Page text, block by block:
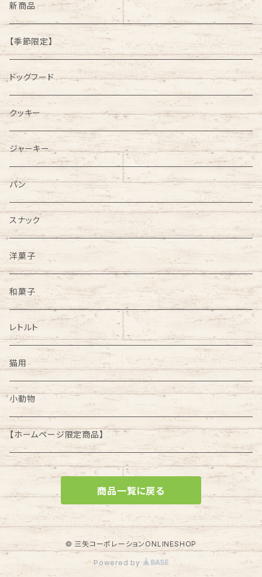
新商品
【季節限定】
ドッグフード
クッキー
ジャーキー
パン
スナック
洋菓子
和菓子
レトルト
猫用
小動物
【ホームページ限定商品】
商品一覧に戻る
© 三矢コーポレーションONLINESHOP
Powered by